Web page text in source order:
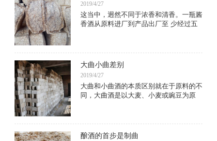
2019/4/27
这当中，迥然不同于浓香和清香。一瓶酱
香酒从原料进厂到产品出厂至 少经过五
存贮、勾兑等，漫长、特殊而神秘的生物
反应过程中
大曲小曲差别
2019/4/27
大曲和小曲酒的本质区别就在于原料的不
同，大曲酒是以大麦、小麦或豌豆为原
食消耗多，酿造周期长，出酒率低，成本
高，价格高
酿酒的首步是制曲